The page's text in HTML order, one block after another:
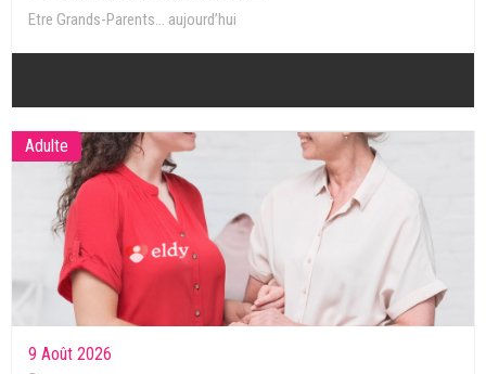
Etre Grands-Parents… aujourd’hui
Adulte
9 Août 2026